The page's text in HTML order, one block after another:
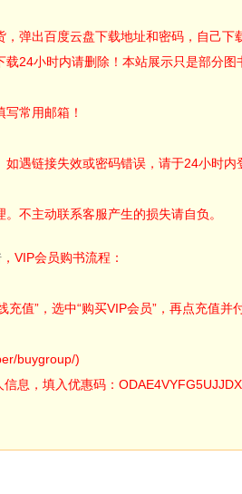
弹出百度云盘下载地址和密码，自己下
24小时内请删除！本站展示只是部分图
常用邮箱！
遇链接失效或密码错误，请于24小时内
不主动联系客服产生的损失请自负。
，VIP会员购书流程：
值”，选中“购买VIP会员”，再点充值并
buygroup/)
息，填入优惠码：